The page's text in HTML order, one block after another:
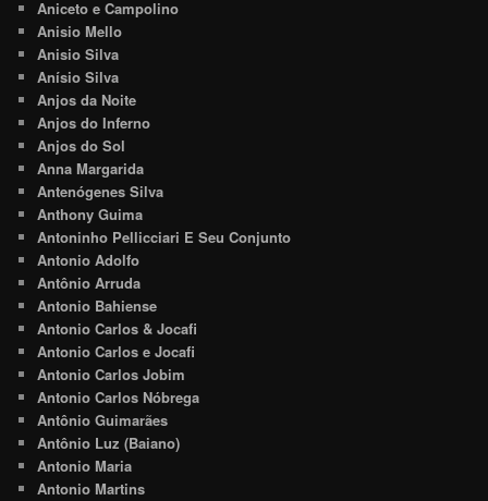
Aniceto e Campolino
Anisio Mello
Anisio Silva
Anísio Silva
Anjos da Noite
Anjos do Inferno
Anjos do Sol
Anna Margarida
Antenógenes Silva
Anthony Guima
Antoninho Pellicciari E Seu Conjunto
Antonio Adolfo
Antônio Arruda
Antonio Bahiense
Antonio Carlos & Jocafi
Antonio Carlos e Jocafi
Antonio Carlos Jobim
Antonio Carlos Nóbrega
Antônio Guimarães
Antônio Luz (Baiano)
Antonio Maria
Antonio Martins